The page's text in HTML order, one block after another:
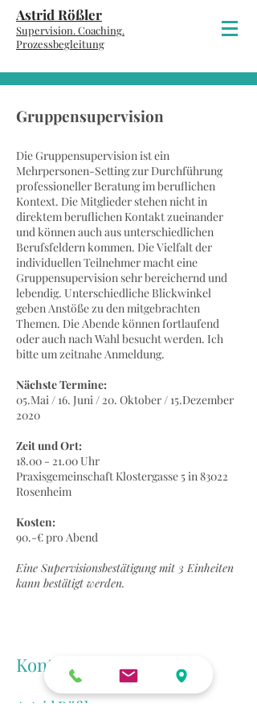
Astrid Rößler
Supervision. Coaching.
Prozessbegleitung
Gruppensupervision
Die Gruppensupervision ist ein
Mehrpersonen-Setting zur Durchführung
professioneller Beratung im beruflichen
Kontext. Die Mitglieder stehen nicht in
direktem beruflichen Kontakt zueinander
und können auch aus unterschiedlichen
Berufsfeldern kommen. Die Vielfalt der
individuellen Teilnehmer macht eine
Gruppensupervision sehr bereichernd und
lebendig. Unterschiedliche Blickwinkel
geben Anstöße zu den mitgebrachten
Themen. Die Abende können fortlaufend
oder auch nach Wahl besucht werden. Ich
bitte um zeitnahe Anmeldung.
Nächste Termine:
05.Mai / 16. Juni / 20. Oktober / 15.Dezember
2020
Zeit und Ort:
18.00 - 21.00Uhr
Praxisgemeinschaft Klostergasse 5 in 83022
Rosenheim
Kosten:
90.-€ pro Abend
Eine Supervisionsbestätigung mit 3 Einheiten
kann bestätigt werden.
Kontakt
Astrid Rößler